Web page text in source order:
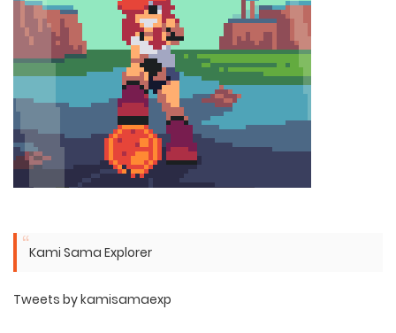
Kami Sama Explorer
Tweets by kamisamaexp